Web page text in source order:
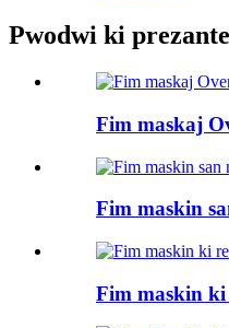
Pwodwi ki
Fim maskaj
Fim maskin
Fim maskin ki